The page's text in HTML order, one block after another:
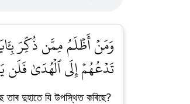
وَمَنۡ أَظۡلَمُ مِمَّن ذُكِّرَ
تَدۡعُهُمۡ إِلَى ٱلۡهُدَىٰ فَلَن
দুহাতে যি উপস্থিত কৰিছে?